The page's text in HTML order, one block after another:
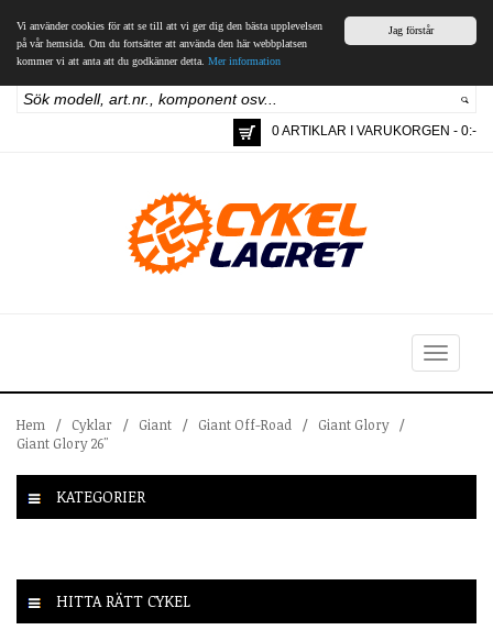
Jag förstår
Vi använder cookies för att se till att vi ger dig den bästa upplevelsen
på vår hemsida. Om du fortsätter att använda den här webbplatsen
kommer vi att anta att du godkänner detta. Mer information
0 ARTIKLAR I VARUKORGEN - 0:-
Toggle
navigation
Hem / Cyklar / Giant / Giant Off-Road / Giant Glory
/
Giant Glory 26"
KATEGORIER
HITTA RÄTT CYKEL